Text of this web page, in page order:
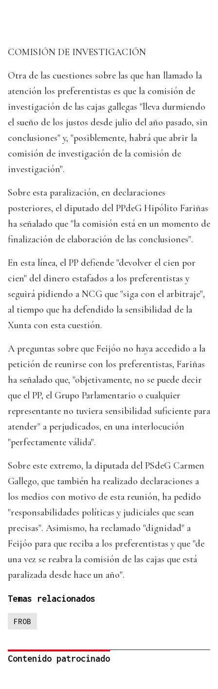
COMISIÓN DE INVESTIGACIÓN
Otra de las cuestiones sobre las que han llamado la
atención los preferentistas es que la comisión de
investigación de las cajas gallegas "lleva durmiendo
el sueño de los justos desde julio del año pasado, sin
conclusiones" y, "posiblemente, habrá que abrir la
comisión de investigación de la comisión de
investigación".
Sobre esta paralización, en declaraciones
posteriores, el diputado del PPdeG Hipólito Fariñas
ha señalado que "la comisión está en un momento de
finalización de elaboración de las conclusiones".
En esta línea, el PP defiende "devolver el cien por
cien" del dinero estafados a los preferentistas y
seguirá pidiendo a NCG que "siga con el arbitraje",
al tiempo que ha defendido la sensibilidad de la
Xunta con esta cuestión.
A preguntas sobre que Feijóo no haya accedido a la
petición de reunirse con los preferentistas, Fariñas
ha señalado que, "objetivamente, no se puede decir
que el PP, el Grupo Parlamentario o cualquier
representante no tuviera sensibilidad suficiente para
atender" a perjudicados, en una interlocución
"perfectamente válida".
Sobre este extremo, la diputada del PSdeG Carmen
Gallego, que también ha realizado declaraciones a
los medios con motivo de esta reunión, ha pedido
"responsabilidades políticas y judiciales que sean
precisas". Asimismo, ha reclamado "dignidad" a
Feijóo para que reciba a los preferentistas y que "de
una vez se reabra la comisión de las cajas que está
paralizada desde hace un año".
Temas relacionados
FROB
Contenido patrocinado